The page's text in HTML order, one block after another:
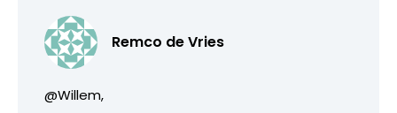
Remco de Vries
@Willem,